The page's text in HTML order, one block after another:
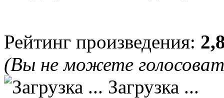
Рейтинг произведения:
(Вы не можете
Загрузка ...